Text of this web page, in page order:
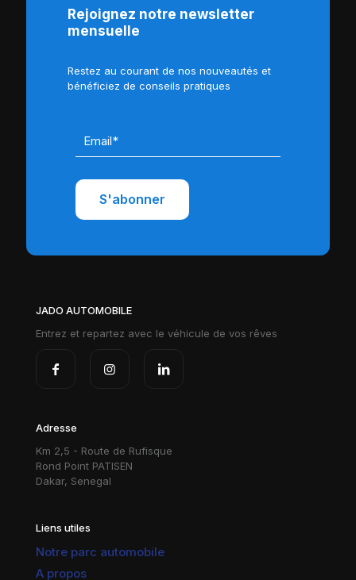
Rejoignez notre newsletter
mensuelle
Restez au courant de nos nouveautés et
bénéficiez de conseils pratiques
JADO AUTOMOBILE
Entrez et repartez avec le véhicule de vos rêves
Adresse
Km 2,5 - Route de Rufisque
Rond Point PATISEN
Dakar, Senegal
Liens utiles
Notre parc automobile
A propos